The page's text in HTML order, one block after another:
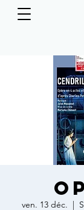
ven. 13 déc.
  |